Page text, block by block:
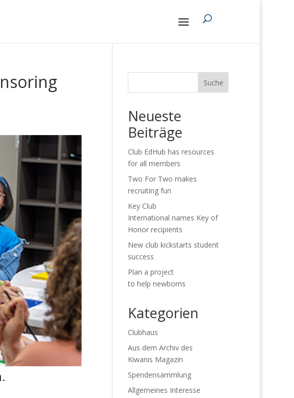
Suche
Neueste
Beiträge
Club EdHub has resources
for all members
Two For Two makes
recruiting fun
Key Club
International names Key of
Honor recipients
New club kickstarts student
success
Plan a project
to help newborns
Kategorien
Clubhaus
Aus dem Archiv des
Kiwanis Magazin
Spendensammlung
Allgemeines Interesse